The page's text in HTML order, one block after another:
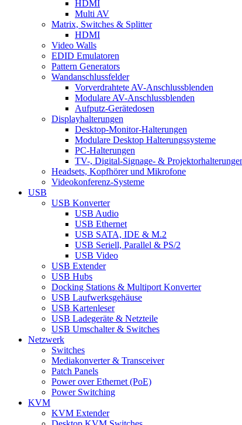
HDMI
Multi AV
Matrix, Switches & Splitter
HDMI
Video Walls
EDID Emulatoren
Pattern Generators
Wandanschlussfelder
Vorverdrahtete AV-Anschlussblenden
Modulare AV-Anschlussblenden
Aufputz-Gerätedosen
Displayhalterungen
Desktop-Monitor-Halterungen
Modulare Desktop Halterungssysteme
PC-Halterungen
TV-, Digital-Signage- &
Headsets, Kopfhörer und Mikrofone
Videokonferenz-Systeme
USB
USB Konverter
USB Audio
USB Ethernet
USB SATA, IDE & M.2
USB Seriell, Parallel & PS/2
USB Video
USB Extender
USB Hubs
Docking Stations & Multiport Konverter
USB Laufwerksgehäuse
USB Kartenleser
USB Ladegeräte & Netzteile
USB Umschalter & Switches
Netzwerk
Switches
Mediakonverter & Transceiver
Patch Panels
Power over Ethernet (PoE)
Power Switching
KVM
KVM Extender